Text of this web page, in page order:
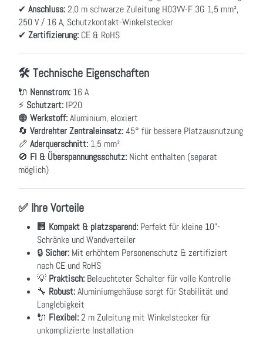
✔ Anschluss:2,0 m schwarze Zuleitung H03VV-F 3G 1,5 mm²,
250 V / 16 A, Schutzkontakt-Winkelstecker
✔ Zertifizierung: CE & RoHS
🛠 Technische Eigenschaften
🔌 Nennstrom: 16 A
⚡ Schutzart: IP20
🟠 Werkstoff:Aluminium, eloxiert
🔄 Verdrehter Zentraleinsatz:45° für bessere Platzausnutzung
📏 Aderquerschnitt: 1,5 mm²
🚫 FI & Überspannungsschutz: Nicht enthalten (separat
möglich)
✅ Ihre Vorteile
🏢 Kompakt & platzsparend: Perfekt für kleine 10"-
Schränke und Wandverteiler
🔒 Sicher: Mit erhöhtem Personenschutz & zertifiziert
nach CE und RoHS
💡 Praktisch: Beleuchteter Schalter für volle Kontrolle
🔧 Robust:Aluminiumgehäuse sorgt für Stabilität und
Langlebigkeit
🔌 Flexibel:2 m Zuleitung mit Winkelstecker für
unkomplizierte Installation